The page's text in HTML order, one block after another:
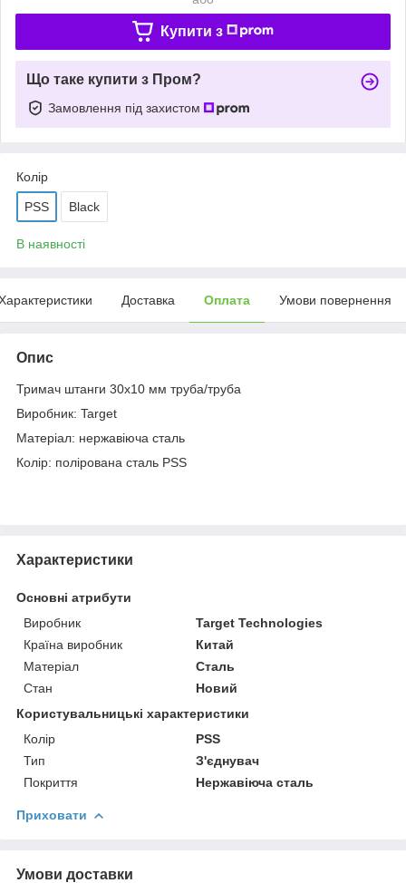
Купити з
Що таке купити з Пром?
Замовлення під захистом
Колір
PSS Black
В наявності
Доставка Оплата Умови повернення
Опис
Тримач штанги 30х10 мм труба/труба
Виробник: Target
Матеріал: нержавіюча сталь
Колір: полірована сталь PSS
Характеристики
Основні атрибути
Виробник
Target Technologies
Країна виробник
Китай
Матеріал
Сталь
Стан
Новий
Користувальницькі характеристики
Колір
PSS
Тип
З'єднувач
Покриття
Нержавіюча сталь
Приховати
Умови доставки